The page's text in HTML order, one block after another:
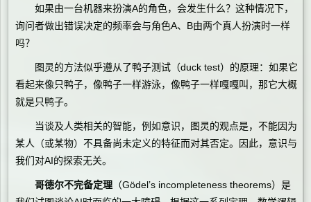
如果由一台机器来扮演A的角色，会发生什么？这种情况下，
询问者做出错误决定的频率会与角色A、B由两个真人扮演时一样
吗？
图灵的方法似乎遵从了鸭子测试（duck test）的原理：如果它
看起来像只鸭子，像鸭子一样游泳，像鸭子一样嘎嘎叫，那它大概
就是只鸭子。
当谈及人类相关的智能，例如意识，图灵的观点是，不能因为
某人（或某物）不具备尚未定义的特征而对其否定。因此，意识与
我们对AI的探索无关。
哥德尔不完备定理 （Gödel’s incompleteness theorems）是